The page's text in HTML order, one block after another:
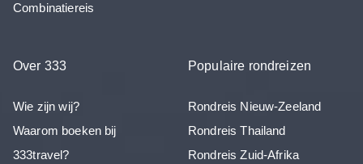
Combinatiereis
Over 333
Wie zijn wij?
Waarom boeken bij
333travel?
Populaire rondreizen
Rondreis Nieuw-Zeeland
Rondreis Thailand
Rondreis Zuid-Afrika